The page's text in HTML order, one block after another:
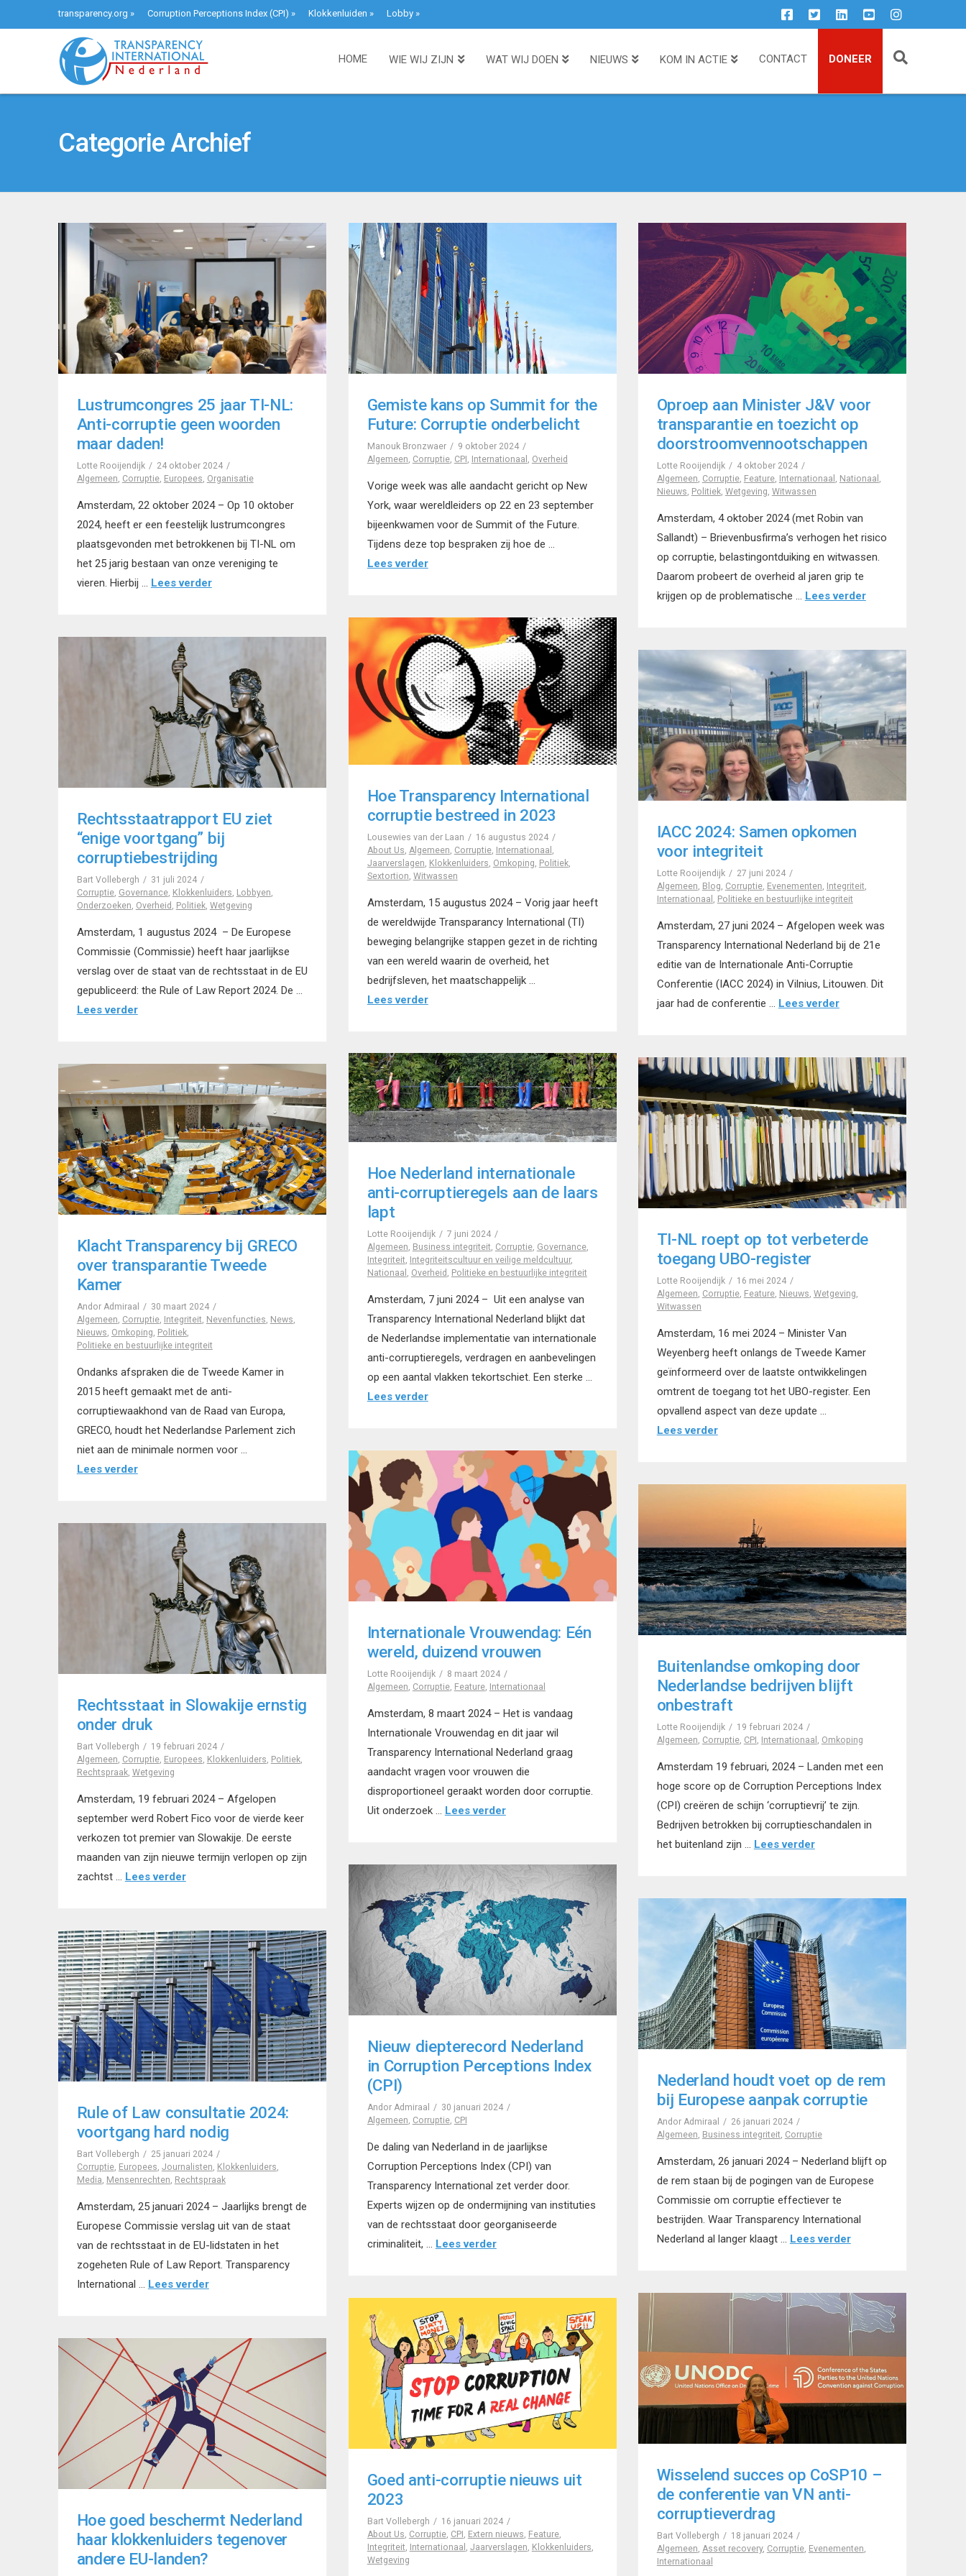
transparency.org » Corruption Perceptions Index (CPI) » Klokkenluiden » Lobby»
HOME WIE WIJ ZIJN WAT WIJ DOEN NIEUWS KOM IN ACTIE CONTACT DONEER
Categorie Archief
Lustrumcongres 25 jaar TI-NL:
Anti-corruptie geen woorden
maar daden!
Lotte Rooijendijk
24 oktober 2024
Algemeen, Corruptie, Europees, Organisatie
Amsterdam, 22 oktober 2024 – Op 10 oktober
2024, heeft er een feestelijk lustrumcongres
plaatsgevonden met betrokkenen bij TI-NL om
het 25 jarig bestaan van onze vereniging te
vieren. Hierbij … Lees verder
Gemiste kans op Summit for the
Future: Corruptie onderbelicht
Manouk Bronzwaer
9 oktober 2024
Algemeen, Corruptie, CPI , Internationaal , Overheid
Vorige week was alle aandacht gericht op New
York, waar wereldleiders op 22 en 23 september
bijeenkwamen voor de Summit of the Future.
Tijdens deze top bespraken zij hoe de …
Lees verder
Oproep aan Minister J&V voor
transparantie en toezicht op
doorstroomvennootschappen
Lotte Rooijendijk
4 oktober 2024
Algemeen, Corruptie, Feature, Internationaal , Nationaal ,
Nieuws, Politiek, Wetgeving, Witwassen
Amsterdam, 4 oktober 2024 (met Robin van
Sallandt) – Brievenbusfirma’s verhogen het risico
op corruptie, belastingontduiking en witwassen.
Daarom probeert de overheid al jaren grip te
krijgen op de problematische … Lees verder
Hoe Transparency International
corruptie bestreed in 2023
Lousewies van der Laan
16 augustus 2024
About Us Algemeen Corruptie, Internationaal
Jaarverslagen Klokkenluiders Omkoping Politiek,
Sextortion Witwassen
Amsterdam, 15 augustus 2024 – Vorig jaar heeft
de wereldwijde Transparancy International (TI)
beweging belangrijke stappen gezet in de richting
van een wereld waarin de overheid, het
bedrijfsleven, het maatschappelijk …
Lees verder
Rechtsstaatrapport EU ziet
“enige voortgang” bij
corruptiebestrijding
Bart Vollebergh
31 juli 2024
Corruptie, Governance, Klokkenluiders, Lobbyen,
Onderzoeken, Overheid , Politiek, Wetgeving
Amsterdam, 1 augustus 2024 – De Europese
Commissie (Commissie) heeft haar jaarlijkse
verslag over de staat van de rechtsstaat in de EU
gepubliceerd: the Rule of Law Report 2024. De …
Lees verder
IACC 2024: Samen opkomen
voor integriteit
Lotte Rooijendijk
27 juni 2024
Algemeen, Blog, Corruptie, Evenementen, Integriteit,
Internationaal , Politieke en bestuurlijke integriteit
Amsterdam, 27 juni 2024 – Afgelopen week was
Transparency International Nederland bij de 21e
editie van de Internationale Anti-Corruptie
Conferentie (IACC 2024) in Vilnius, Litouwen. Dit
jaar had de conferentie … Lees verder
Hoe Nederland internationale
anti-corruptieregels aan de laars
lapt
Lotte Rooijendijk
7 juni 2024
Algemeen, Business integriteit, Corruptie, Governance,
Integriteit, Integriteitscultuur en veilige meldcultuur,
Nationaal , Overheid , Politieke en bestuurlijke integriteit
Amsterdam, 7 juni 2024 – Uit een analyse van
Transparency International Nederland blijkt dat
de Nederlandse implementatie van internationale
anti-corruptieregels, verdragen en aanbevelingen
op een aantal vlakken tekortschiet. Een sterke …
Lees verder
TI-NL roept op tot verbeterde
toegang UBO-register
Lotte Rooijendijk
16 mei 2024
Algemeen, Corruptie, Feature, Nieuws, Wetgeving,
Witwassen
Amsterdam, 16 mei 2024 – Minister Van
Weyenberg heeft onlangs de Tweede Kamer
geïnformeerd over de laatste ontwikkelingen
omtrent de toegang tot het UBO-register. Een
opvallend aspect van deze update …
Lees verder
Klacht Transparency bij GRECO
over transparantie Tweede
Kamer
Andor Admiraal
30 maart 2024
Algemeen, Corruptie, Integriteit, Nevenfuncties, News,
Nieuws, Omkoping, Politiek,
Politieke en bestuurlijke integriteit
Ondanks afspraken die de Tweede Kamer in
2015 heeft gemaakt met de anti-
corruptiewaakhond van de Raad van Europa,
GRECO, houdt het Nederlandse Parlement zich
niet aan de minimale normen voor …
Lees verder
Internationale Vrouwendag: Eén
wereld, duizend vrouwen
Lotte Rooijendijk
8 maart 2024
Algemeen, Corruptie, Feature, Internationaal
Amsterdam, 8 maart 2024 – Het is vandaag
Internationale Vrouwendag en dit jaar wil
Transparency International Nederland graag
aandacht vragen voor vrouwen die
disproportioneel geraakt worden door corruptie.
Uit onderzoek … Lees verder
Buitenlandse omkoping door
Nederlandse bedrijven blijft
onbestraft
Lotte Rooijendijk
19 februari 2024
Algemeen, Corruptie, CPI , Internationaal , Omkoping
Amsterdam 19 februari, 2024 – Landen met een
hoge score op de Corruption Perceptions Index
(CPI) creëren de schijn ‘corruptievrij’ te zijn.
Bedrijven betrokken bij corruptieschandalen in
het buitenland zijn … Lees verder
Rechtsstaat in Slowakije ernstig
onder druk
Bart Vollebergh
19 februari 2024
Algemeen, Corruptie, Europees, Klokkenluiders, Politiek,
Rechtspraak, Wetgeving
Amsterdam, 19 februari 2024 – Afgelopen
september werd Robert Fico voor de vierde keer
verkozen tot premier van Slowakije. De eerste
maanden van zijn nieuwe termijn verlopen op zijn
zachtst … Lees verder
Nieuw diepterecord Nederland
in Corruption Perceptions Index
(CPI)
Andor Admiraal
30 januari 2024
Algemeen, Corruptie, CPI
De daling van Nederland in de jaarlijkse
Corruption Perceptions Index (CPI) van
Transparency International zet verder door.
Experts wijzen op de ondermijning van instituties
van de rechtsstaat door georganiseerde
criminaliteit, … Lees verder
Nederland houdt voet op de rem
bij Europese aanpak corruptie
Andor Admiraal
26 januari 2024
Algemeen, Business integriteit, Corruptie
Amsterdam, 26 januari 2024 – Nederland blijft op
de rem staan bij de pogingen van de Europese
Commissie om corruptie effectiever te
bestrijden. Waar Transparency International
Nederland al langer klaagt … Lees verder
Rule of Law consultatie 2024:
voortgang hard nodig
Bart Vollebergh
25 januari 2024
Corruptie, Europees, Journalisten, Klokkenluiders,
Media, Mensenrechten, Rechtspraak
Amsterdam, 25 januari 2024 – Jaarlijks brengt de
Europese Commissie verslag uit van de staat
van de rechtsstaat in de EU-lidstaten in het
zogeheten Rule of Law Report. Transparency
International … Lees verder
Wisselend succes op CoSP10 –
de conferentie van VN anti-
corruptieverdrag
Bart Vollebergh
18 januari 2024
Algemeen, Asset recovery, Corruptie, Evenementen,
Internationaal
Goed anti-corruptie nieuws uit
2023
Bart Vollebergh
16 januari 2024
About Us, Corruptie, CPI , Extern nieuws, Feature,
Integriteit, Internationaal , Jaarverslagen, Klokkenluiders,
Wetgeving
Hoe goed beschermt Nederland
haar klokkenluiders tegenover
andere EU-landen?